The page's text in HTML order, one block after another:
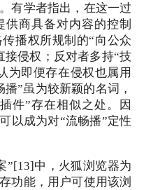
有学者指出，在这一过
供商具备对内容的控制
播权所规制的“向公众
侵权；反对者多持“技
为即便存在侵权也属用
”虽为较新颖的名词，
件”存在相似之处。因
以成为对“流畅播”定性
中，火狐浏览器为
功能，用户可使用该浏